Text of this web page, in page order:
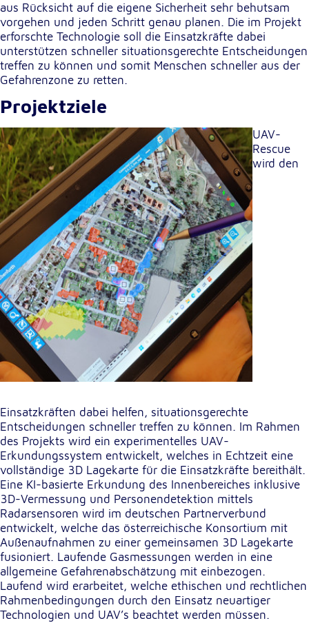
aus Rücksicht auf die eigene Sicherheit sehr behutsam
vorgehen und jeden Schritt genau planen. Die im Projekt
erforschte Technologie soll die Einsatzkräfte dabei
unterstützen schneller situationsgerechte Entscheidungen
treffen zu können und somit Menschen schneller aus der
Gefahrenzone zu retten.
Projektziele
UAV-
Rescue
wird den
Einsatzkräften dabei helfen, situationsgerechte
Entscheidungen schneller treffen zu können. Im Rahmen
des Projekts wird ein experimentelles UAV-
Erkundungssystem entwickelt, welches in Echtzeit eine
vollständige 3D Lagekarte für die Einsatzkräfte bereithält.
Eine KI-basierte Erkundung des Innenbereiches inklusive
3D-Vermessung und Personendetektion mittels
Radarsensoren wird im deutschen Partnerverbund
entwickelt, welche das österreichische Konsortium mit
Außenaufnahmen zu einer gemeinsamen 3D Lagekarte
fusioniert. Laufende Gasmessungen werden in eine
allgemeine Gefahrenabschätzung mit einbezogen.
Laufend wird erarbeitet, welche ethischen und rechtlichen
Rahmenbedingungen durch den Einsatz neuartiger
Technologien und UAV’s beachtet werden müssen.